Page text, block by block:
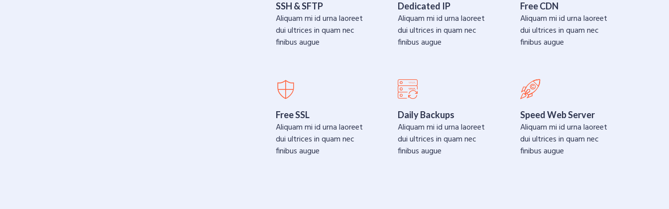
SSH & SFTP
Aliquam mi id urna laoreet
dui ultrices in quam nec
finibus augue
Dedicated IP
Aliquam mi id urna laoreet
dui ultrices in quam nec
finibus augue
Free CDN
Aliquam mi id urna laoreet
dui ultrices in quam nec
finibus augue
Free SSL
Aliquam mi id urna laoreet
dui ultrices in quam nec
finibus augue
Daily Backups
Aliquam mi id urna laoreet
dui ultrices in quam nec
finibus augue
Speed Web Server
Aliquam mi id urna laoreet
dui ultrices in quam nec
finibus augue